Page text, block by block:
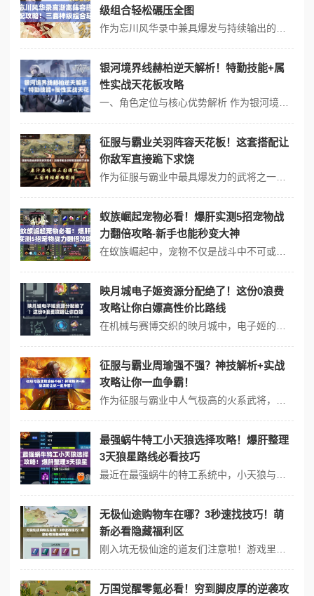
级组合轻松碾压全图
银河境界线赫柏逆天解析！特勤技能+属
性实战天花板攻略
征服与霸业关羽阵容天花板！这套搭配让
你敌军直接跪下求饶
蚁族崛起宠物必看！爆肝实测5招宠物战
力翻倍攻略-新手也能秒变大神
映月城电子姬资源分配绝了！这份0浪费
攻略让你白嫖高性价比路线
征服与霸业周瑜强不强？神技解析+实战
攻略让你一血争霸！
最强蜗牛特工小天狼选择攻略！爆肝整理
3天狼星路线必看技巧
无极仙途购物车在哪？3秒速找技巧！萌
新必看隐藏福利区
万国觉醒零氪必看！穷到脚皮厚的逆袭攻